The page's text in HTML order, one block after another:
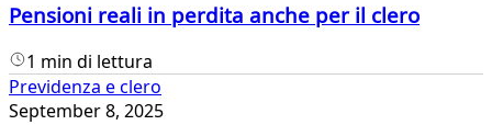
Pensioni reali in perdita anche per il clero
1 min di lettura
Previdenza e clero
September 8, 2025